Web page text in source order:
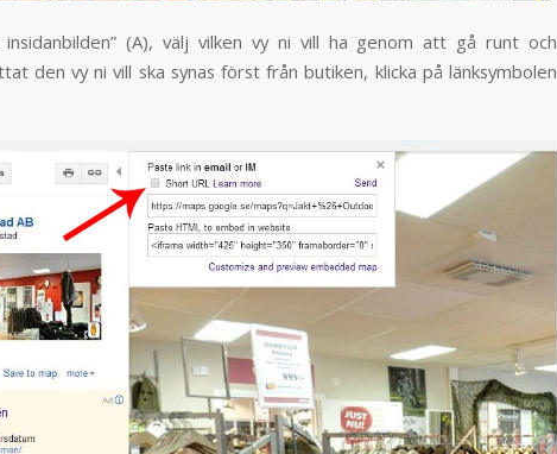
(A), välj vilken vy ni vill ha genom att gå runt och
den vy ni vill ska synas först från butiken, klicka på länksymbolen